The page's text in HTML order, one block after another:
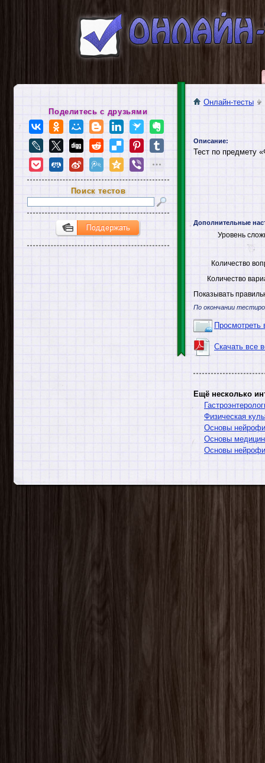
Онлайн-тесты
Описание:
Тест по предмету
Дополнительные
Уровень
Количество
Количество
Показывать
По окончании
Просмотреть
Скачать все
Ещё несколько
Физическая
Основы
Основы
Основы
Поделитесь с друзьями
Поиск тестов